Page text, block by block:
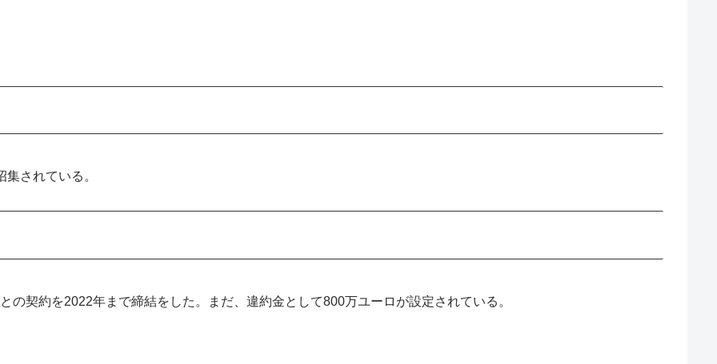
されている。
の契約を2022年まで締結をした。まだ、違約金として800万ユーロが設定されている。